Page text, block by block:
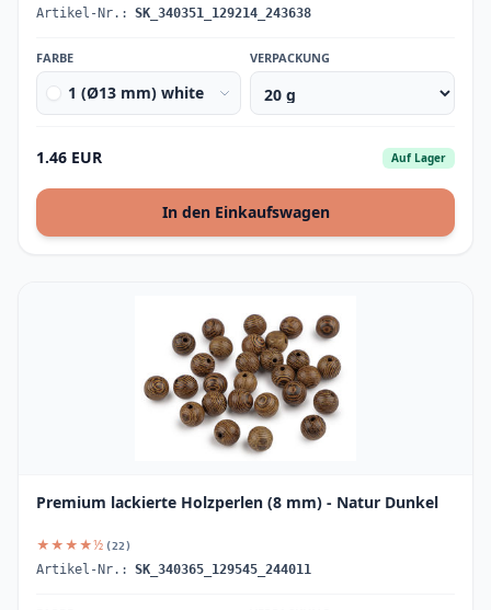
Artikel-Nr.: SK_340351_129214_243638
FARBE
1 (Ø13 mm) white
VERPACKUNG
1.46 EUR Auf Lager
In den Einkaufswagen
Premium lackierte Holzperlen (8 mm) - Natur Dunkel
★★★★½ (22)
Artikel-Nr.: SK_340365_129545_244011